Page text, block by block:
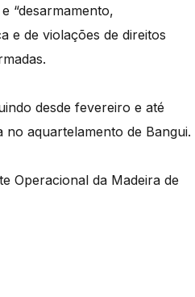
“desarmamento,
e de violações de direitos
desde fevereiro e até
aquartelamento de Bangui.
Operacional da Madeira de